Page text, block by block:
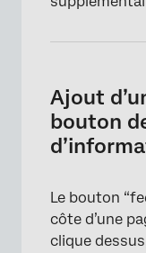
Ajout
bouton
Le bouton
côte d’une
clique